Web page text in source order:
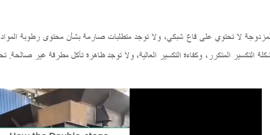
لا تحتوي على قاع شبكي، ولا توجد متطلبات صارمة بشأن محتوى رطوبة
التكسير المتكرر، وكفاءة التكسير العالية، ولا توجد ظاهرة تآكل مطرقة غير